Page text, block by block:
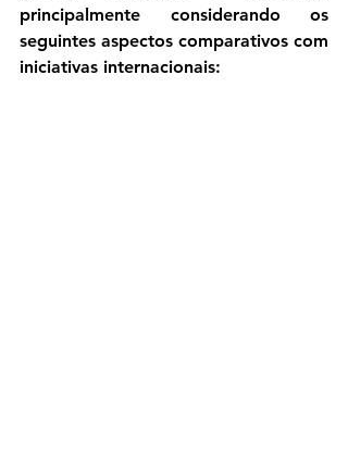
principalmente considerando os
seguintes aspectos comparativos com
iniciativas internacionais: